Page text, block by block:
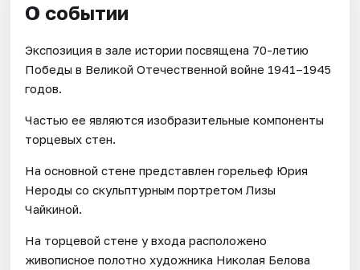
О событии
Экспозиция в зале истории посвящена 70-летию
Победы в Великой Отечественной войне 1941–1945
годов.
Частью ее являются изобразительные компоненты
торцевых стен.
На основной стене представлен горельеф Юрия
Нероды со скульптурным портретом Лизы
Чайкиной.
На торцевой стене у входа расположено
живописное полотно художника Николая Белова